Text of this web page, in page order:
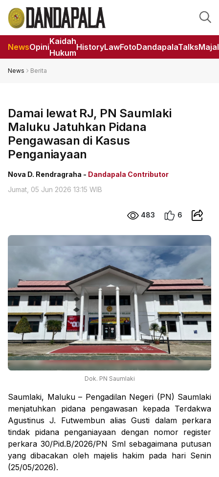
NewsOpini
Kaidah
Hukum
HistoryLawFotoDandapalaTalks
News Berita
Damai lewat RJ, PN Saumlaki
Maluku Jatuhkan Pidana
Pengawasan di Kasus
Penganiayaan
Nova D. Rendragraha - Dandapala Contributor
Jumat, 05 Jun 2026 13:15 WIB
483 6
Dok. PN Saumlaki
Saumlaki, Maluku – Pengadilan Negeri (PN) Saumlaki
menjatuhkan pidana pengawasan kepada Terdakwa
Agustinus J. Futwembun alias Gusti dalam perkara
tindak pidana penganiayaan dengan nomor register
perkara 30/Pid.B/2026/PN Sml sebagaimana putusan
yang dibacakan oleh majelis hakim pada hari Senin
(25/05/2026).